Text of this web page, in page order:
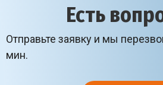
Есть
Отправьте заявку и мы
мин.